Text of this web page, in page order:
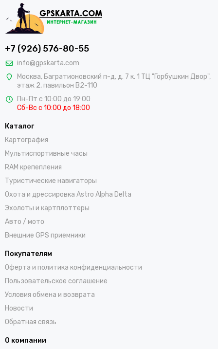
+7 (926) 576-80-55
info@gpskarta.com
Москва, Багратионовский п-д, д. 7 к. 1 ТЦ "Горбушкин Двор",
этаж 2, павильон B2-110
Пн-Пт с 10:00 до 19:00
Сб-Вс с 10:00 до 18:00
Каталог
Картография
Мультиспортивные часы
RAM крепепления
Туристические навигаторы
Охота и дрессировка Astro Alpha Delta
Эхолоты и картплоттеры
Авто / мото
Внешние GPS приемники
Покупателям
Оферта и политика конфиденциальности
Пользовательское соглашение
Условия обмена и возврата
Новости
Обратная связь
О компании